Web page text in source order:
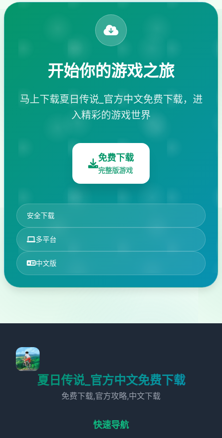
开始你的游戏之旅
马上下载夏日传说_官方中文免费下载，进
入精彩的游戏世界
免费下载
完整版游戏
安全下载
多平台
中文版
夏日传说_官方中文免费下载
免费下载,官方攻略,中文下载
快速导航